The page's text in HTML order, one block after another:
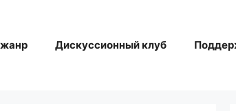
Дискуссионный клуб